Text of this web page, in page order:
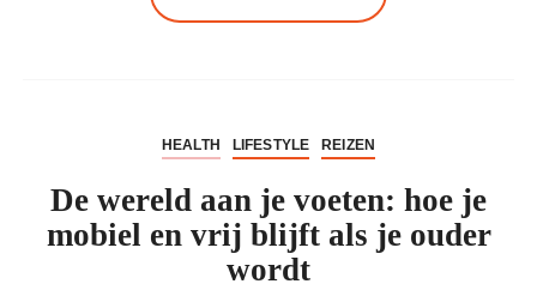
HEALTH LIFESTYLE REIZEN
De wereld aan je voeten: hoe je
mobiel en vrij blijft als je ouder
wordt